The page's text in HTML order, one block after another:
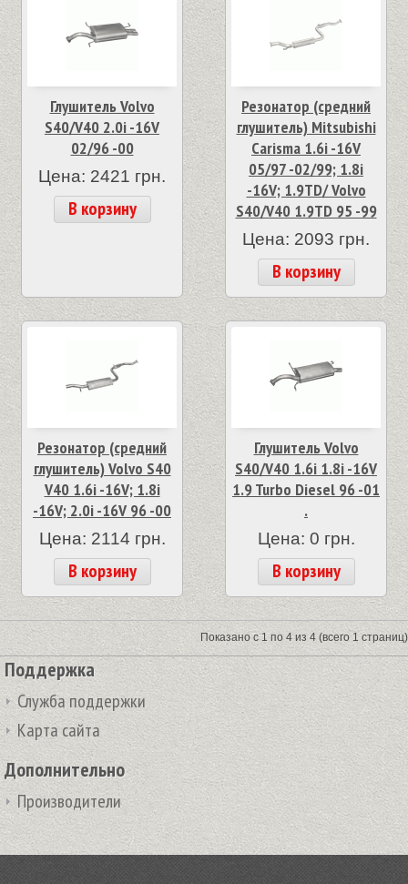
Глушитель Volvo
S40/V40 2.0i -16V
02/96 -00
Цена: 2421 грн.
В корзину
Резонатор (средний
глушитель) Mitsubishi
Carisma 1.6i -16V
05/97 -02/99; 1.8i
-16V; 1.9TD/ Volvo
S40/V40 1.9TD 95 -99
Цена: 2093 грн.
В корзину
Резонатор (средний
глушитель) Volvo S40
V40 1.6i -16V; 1.8i
-16V; 2.0i -16V 96 -00
Цена: 2114 грн.
В корзину
Глушитель Volvo
S40/V40 1.6i 1.8i -16V
1.9 Turbo Diesel 96 -01
.
Цена: 0 грн.
В корзину
Показано с 1 по 4 из 4 (всего 1 страниц)
Поддержка
Служба поддержки
Карта сайта
Дополнительно
Производители